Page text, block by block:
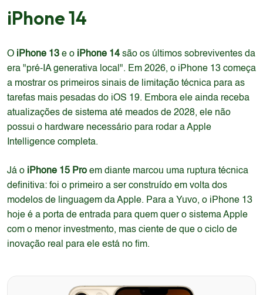
iPhone 14
O iPhone 13 e o iPhone 14 são os últimos sobreviventes da
era "pré-IA generativa local". Em 2026, o iPhone 13 começa
a mostrar os primeiros sinais de limitação técnica para as
tarefas mais pesadas do iOS 19. Embora ele ainda receba
atualizações de sistema até meados de 2028, ele não
possui o hardware necessário para rodar a Apple
Intelligence completa.
Já o iPhone 15 Pro em diante marcou uma ruptura técnica
definitiva: foi o primeiro a ser construído em volta dos
modelos de linguagem da Apple. Para a Yuvo, o iPhone 13
hoje é a porta de entrada para quem quer o sistema Apple
com o menor investmento, mas ciente de que o ciclo de
inovação real para ele está no fim.